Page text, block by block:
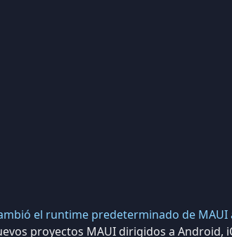
el runtime predeterminado de MAUI
proyectos MAUI dirigidos a Android,